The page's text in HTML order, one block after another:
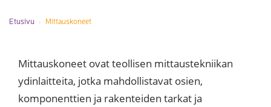
Etusivu Mittauskoneet
Mittauskoneet ovat teollisen mittaustekniikan
ydinlaitteita, jotka mahdollistavat osien,
komponenttien ja rakenteiden tarkat ja